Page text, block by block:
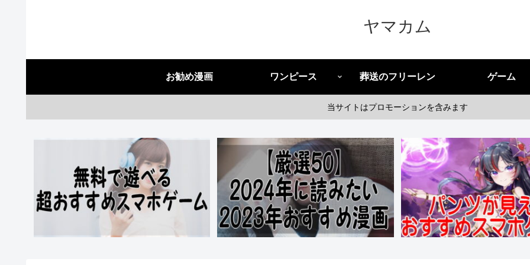
ヤマカム
お勧め漫画 ワンピース 葬送のフリーレン ゲーム
当サイトはプロモーションを含みます